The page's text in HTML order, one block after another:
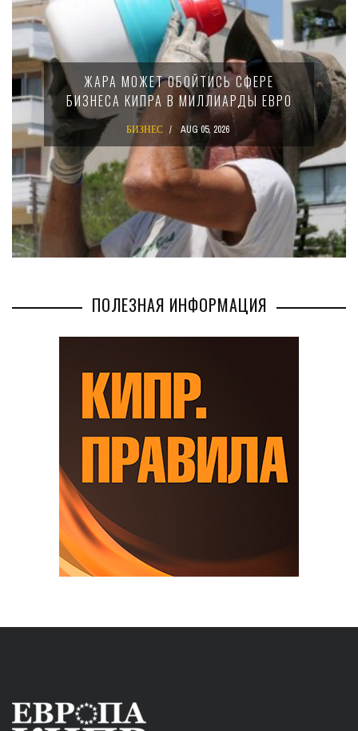
ЖАРА МОЖЕТ ОБОЙТИСЬ СФЕРЕ
КИПРА В МИЛЛИАРДЫ ЕВРО
БИЗНЕС AUG 05, 2026
ПОЛЕЗНАЯ ИНФОРМАЦИЯ